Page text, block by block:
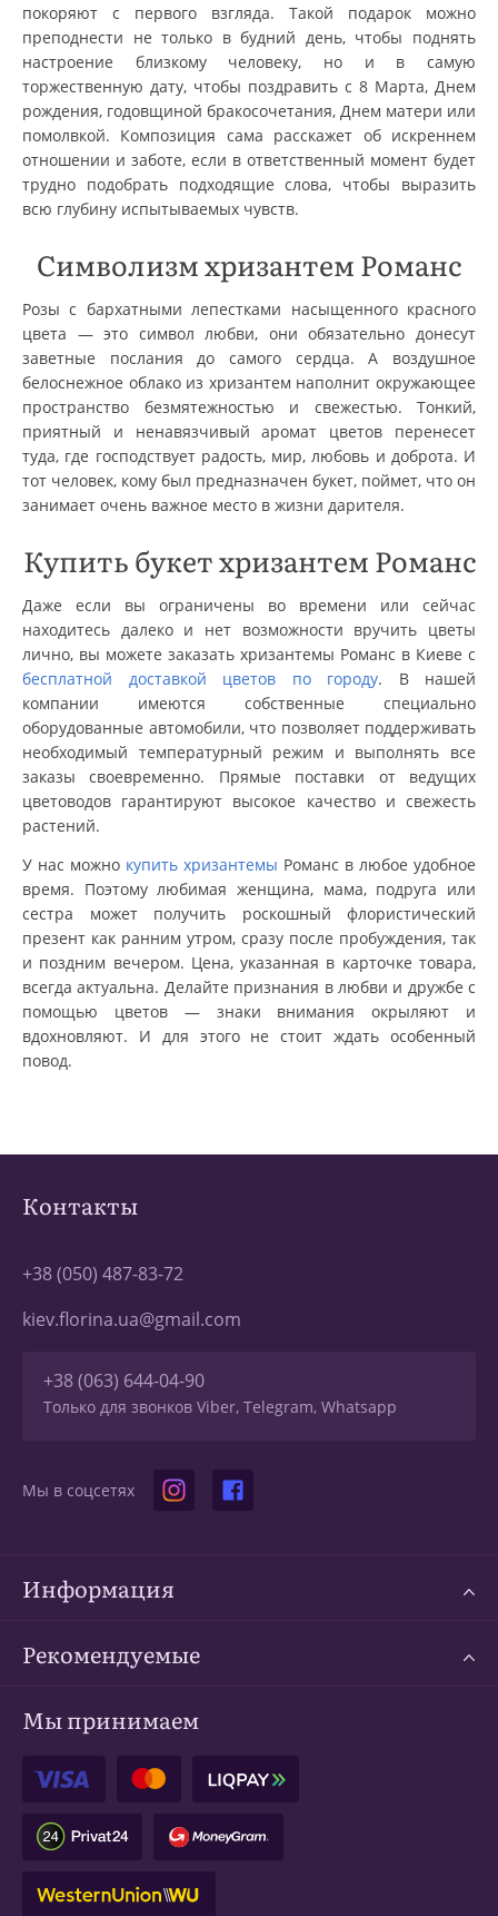
покоряют с первого взгляда. Такой подарок можно
преподнести не только в будний день, чтобы поднять
настроение близкому человеку, но и в самую
торжественную дату, чтобы поздравить с 8 Марта, Днем
рождения, годовщиной бракосочетания, Днем матери или
помолвкой. Композиция сама расскажет об искреннем
отношении и заботе, если в ответственный момент будет
трудно подобрать подходящие слова, чтобы выразить
всю глубину испытываемых чувств.
Символизм хризантем Романс
Розы с бархатными лепестками насыщенного красного
цвета — это символ любви, они обязательно донесут
заветные послания до самого сердца. А воздушное
белоснежное облако из хризантем наполнит окружающее
пространство безмятежностью и свежестью. Тонкий,
приятный и ненавязчивый аромат цветов перенесет
туда, где господствует радость, мир, любовь и доброта. И
тот человек, кому был предназначен букет, поймет, что он
занимает очень важное место в жизни дарителя.
Купить букет хризантем Романс
Даже если вы ограничены во времени или сейчас
находитесь далеко и нет возможности вручить цветы
лично, вы можете заказать хризантемы Романс в Киеве с
бесплатной доставкой цветов по городу. В нашей
компании имеются собственные специально
оборудованные автомобили, что позволяет поддерживать
необходимый температурный режим и выполнять все
заказы своевременно. Прямые поставки от ведущих
цветоводов гарантируют высокое качество и свежесть
растений.
У нас можно купить хризантемы Романс в любое удобное
время. Поэтому любимая женщина, мама, подруга или
сестра может получить роскошный флористический
презент как ранним утром, сразу после пробуждения, так
и поздним вечером. Цена, указанная в карточке товара,
всегда актуальна. Делайте признания в любви и дружбе с
помощью цветов — знаки внимания окрыляют и
вдохновляют. И для этого не стоит ждать особенный
повод.
Контакты
+38 (050) 487-83-72
kiev.florina.ua@gmail.com
+38 (063) 644-04-90
Только для звонков Viber, Telegram, Whatsapp
Мы в соцсетях
Информация
Рекомендуемые
Мы принимаем